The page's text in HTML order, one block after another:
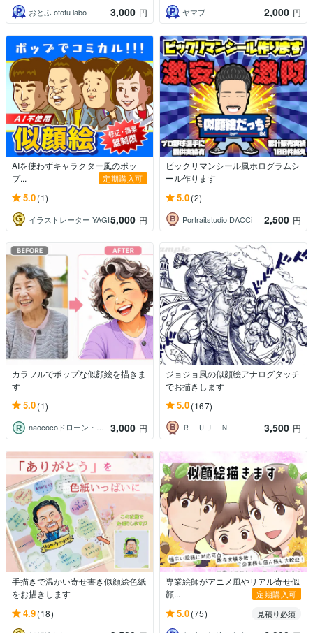
おとふ otofu labo
3,000 円 ヤマブ 2,000 円
AIを使わずキャラクター風のポッ
プ...
定期購入可
5.0(1)
イラストレーター YAGI5,000 円
ビックリマンシール風ホログラムシ
ール作ります
5.0(2)
Portraitstudio DACCi 2,500 円
カラフルでポップな似顔絵を描きま
す
5.0(1)
naococoドローン・イラスト師 3,000 円
ジョジョ風の似顔絵アナログタッチ
でお描きします
5.0(167)
ＲＩＵＪＩＮ 3,500 円
手描きで温かい寄せ書き似顔絵色紙
をお描きします
4.9(18)
専業絵師がアニメ風やリアル寄せ似
顔...
定期購入可
5.0(75)
見積り必須